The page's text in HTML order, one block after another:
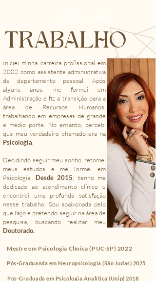
TRABALHO
Iniciei minha carreira profissional em
2002 como assistente administrativa
de departamento pessoal. Após
alguns anos, me formei em
Administração e fiz a transição para a
área de Recursos Humanos,
trabalhando em empresas de grande
e médio porte. No entanto, percebi
que meu verdadeiro chamado era na
Psicologia.
Decidindo seguir meu sonho, retomei
meus estudos e me formei em
Psicologia. Desde 2015, tenho me
dedicado ao atendimento clínico e
encontrei uma profunda satisfação
nesse trabalho. Sou apaixonada pelo
que faço e pretendo seguir na área de
pesquisa, buscando realizar meu
Doutorado.
Mestre em Psicologia Clínica (PUC-SP) 2022
Pós-Graduanda em Neuropsicologia (São Judas) 2025
Pós-Graduada em Psicologia Analítica (Unip) 2018